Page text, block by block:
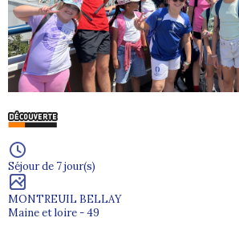
Séjour de 7 jour(s)
MONTREUIL BELLAY
Maine et loire - 49